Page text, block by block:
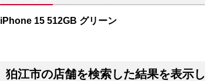
iPhone 15 512GB グリーン
狛江市の店舗を検索した結果を表示